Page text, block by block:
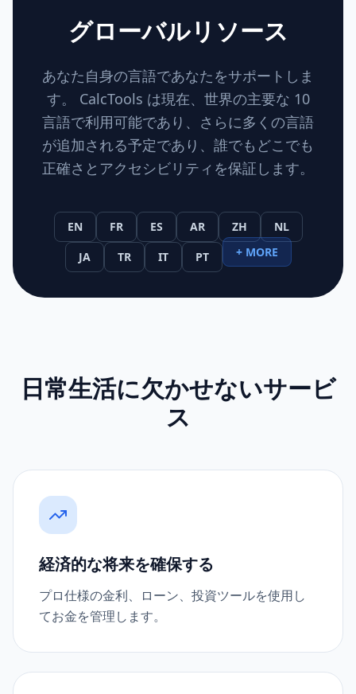
グローバルリソース
あなた自身の言語であなたをサポートしま
す。 CalcTools は現在、世界の主要な 10
言語で利用可能であり、さらに多くの言語
が追加される予定であり、誰でもどこでも
正確さとアクセシビリティを保証します。
EN FR ES AR ZH
NL
JA
TR IT PT + MORE
日常生活に欠かせないサービ
ス
経済的な将来を確保する
プロ仕様の金利、ローン、投資ツールを使用し
てお金を管理します。